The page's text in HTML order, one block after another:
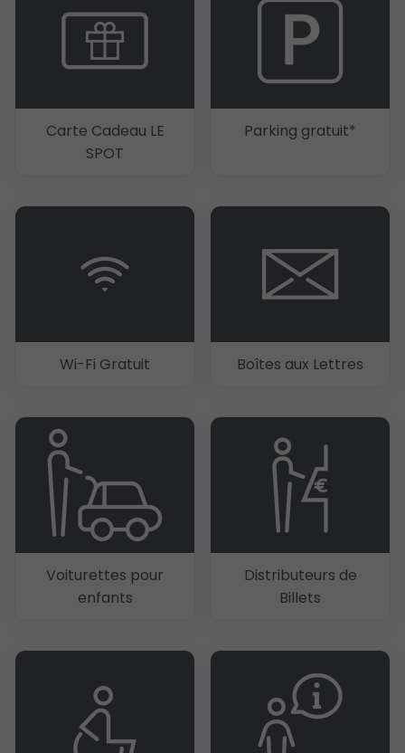
Carte Cadeau LE
SPOT
Parking gratuit*
Wi-Fi Gratuit Boîtes aux Lettres
Voiturettes pour
enfants
Distributeurs de
Billets